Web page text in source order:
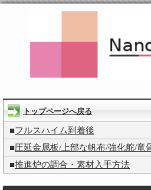
トップページへ戻る
■フルスハイム到着後
■圧延金属板/上部な帆布/強化舵/竜
■推進炉の調合・素材入手方法